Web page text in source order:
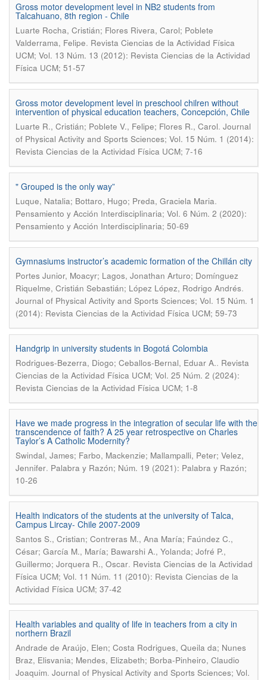
Gross motor development level in NB2 students from
Talcahuano, 8th region - Chile
Luarte Rocha, Cristián; Flores Rivera, Carol; Poblete
Valderrama, Felipe. Revista Ciencias de la Actividad Física
UCM; Vol. 13 Núm. 13 (2012): Revista Ciencias de la Actividad
Física UCM; 51-57
Gross motor development level in preschool chilren without
intervention of physical education teachers, Concepción, Chile
Luarte R., Cristián; Poblete V., Felipe; Flores R., Carol. Journal
of Physical Activity and Sports Sciences; Vol. 15 Núm. 1 (2014):
Revista Ciencias de la Actividad Física UCM; 7-16
" Grouped is the only way”
Luque, Natalia; Bottaro, Hugo; Preda, Graciela Maria.
Pensamiento y Acción Interdisciplinaria; Vol. 6 Núm. 2 (2020):
Pensamiento y Acción Interdisciplinaria; 50-69
Gymnasiums instructor’s academic formation of the Chillán city
Portes Junior, Moacyr; Lagos, Jonathan Arturo; Domínguez
Riquelme, Cristián Sebastián; López López, Rodrigo Andrés.
Journal of Physical Activity and Sports Sciences; Vol. 15 Núm. 1
(2014): Revista Ciencias de la Actividad Física UCM; 59-73
Handgrip in university students in Bogotá Colombia
Rodrigues-Bezerra, Diogo; Ceballos-Bernal, Eduar A.. Revista
Ciencias de la Actividad Física UCM; Vol. 25 Núm. 2 (2024):
Revista Ciencias de la Actividad Física UCM; 1-8
Have we made progress in the integration of secular life with the
transcendence of faith? A 25 year retrospective on Charles
Taylor’s A Catholic Modernity?
Swindal, James; Farbo, Mackenzie; Mallampalli, Peter; Velez,
Jennifer. Palabra y Razón; Núm. 19 (2021): Palabra y Razón;
10-26
Health indicators of the students at the university of Talca,
Campus Lircay- Chile 2007-2009
Santos S., Cristian; Contreras M., Ana María; Faúndez C.,
César; García M., María; Bawarshi A., Yolanda; Jofré P.,
Guillermo; Jorquera R., Oscar. Revista Ciencias de la Actividad
Física UCM; Vol. 11 Núm. 11 (2010): Revista Ciencias de la
Actividad Física UCM; 37-42
Health variables and quality of life in teachers from a city in
northern Brazil
Andrade de Araújo, Elen; Costa Rodrigues, Queila da; Nunes
Braz, Elisvania; Mendes, Elizabeth; Borba-Pinheiro, Claudio
Joaquim. Journal of Physical Activity and Sports Sciences; Vol.